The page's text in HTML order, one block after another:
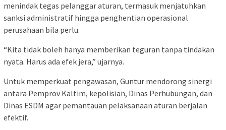
menindak tegas pelanggar aturan, termasuk menjatuhkan
sanksi administratif hingga penghentian operasional
perusahaan bila perlu.
“Kita tidak boleh hanya memberikan teguran tanpa tindakan
nyata. Harus ada efek jera,” ujarnya.
Untuk memperkuat pengawasan, Guntur mendorong sinergi
antara Pemprov Kaltim, kepolisian, Dinas Perhubungan, dan
Dinas ESDM agar pemantauan pelaksanaan aturan berjalan
efektif.